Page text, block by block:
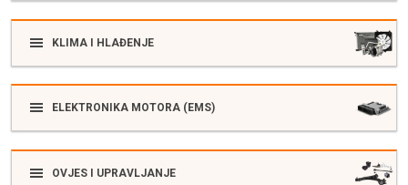
KLIMA I HLAĐENJE
ELEKTRONIKA MOTORA (EMS)
OVJES I UPRAVLJANJE